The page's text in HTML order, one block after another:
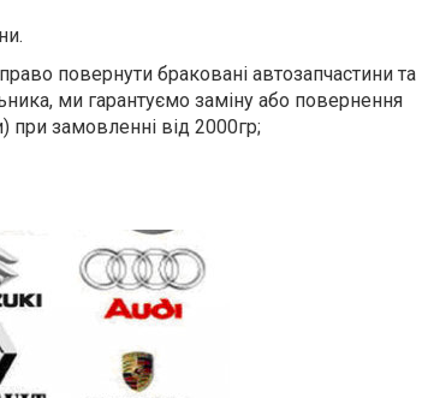
повернути браковані автозапчастини та
ми гарантуємо заміну або повернення
замовленні від 2000гр;